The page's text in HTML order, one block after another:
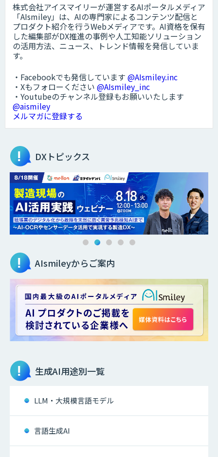
株式会社アイスマイリーが運営するAIポータルメディア
「AIsmiley」は、AIの専門家によるコンテンツ配信と
プロダクト紹介を行うWebメディアです。AI資格を保有
した編集部がDX推進の事例や人工知能ソリューション
の活用方法、ニュース、トレンド情報を発信していま
す。
・Facebookでも発信しています @AIsmiley.inc
・Xもフォローください @AIsmiley_inc
・Youtubeのチャンネル登録もお願いいたします
@aismiley
メルマガに登録する
DXトピックス
AIsmileyからご案内
生成AI用途別一覧
LLM・大規模言語モデル
言語生成AI